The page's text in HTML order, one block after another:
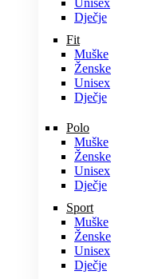
Unisex
Dječje
Fit
Muške
Ženske
Unisex
Dječje
Polo
Muške
Ženske
Unisex
Dječje
Sport
Muške
Ženske
Unisex
Dječje